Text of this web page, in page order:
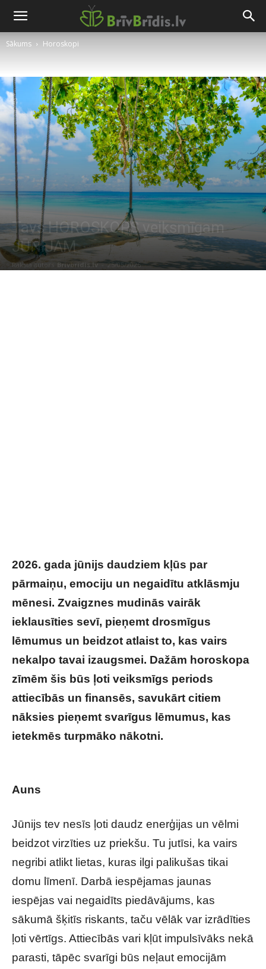
Sākums Horoskopi
Tavs HOROSKOPS veiksmīgam
JŪNIJAM
Raksta autors Brivbridis.lv - 25/05/2026
2026. gada jūnijs daudziem kļūs par
pārmaiņu, emociju un negaidītu atklāsmju
mēnesi. Zvaigznes mudinās vairāk
ieklausīties sevī, pieņemt drosmīgus
lēmumus un beidzot atlaist to, kas vairs
nekalpo tavai izaugsmei. Dažām horoskopa
zīmēm šis būs ļoti veiksmīgs periods
attiecībās un finansēs, savukārt citiem
nāksies pieņemt svarīgus lēmumus, kas
ietekmēs turpmāko nākotni.
Auns
Jūnijs tev nesīs ļoti daudz enerģijas un vēlmi
beidzot virzīties uz priekšu. Tu jutīsi, ka vairs
negribi atlikt lietas, kuras ilgi palikušas tikai
domu līmenī. Darbā iespējamas jaunas
iespējas vai negaidīts piedāvājums, kas
sākumā šķitīs riskants, taču vēlāk var izrādīties
ļoti vērtīgs. Attiecībās vari kļūt impulsīvāks nekā
parasti, tāpēc svarīgi būs neļaut emocijām